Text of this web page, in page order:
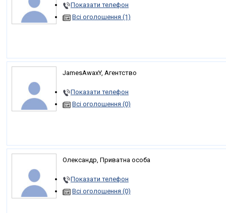
Показати телефон
Всі оголошення (1)
JamesAwaxY, Агентство
Показати телефон
Всі оголошення (0)
Олександр, Приватна особа
Показати телефон
Всі оголошення (0)